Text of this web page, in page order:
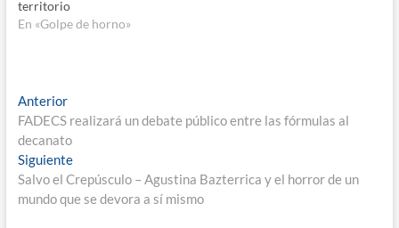
territorio
En «Golpe de horno»
Navegación
de
entradas
AnteriorEntrada
anterior:
FADECS realizará un debate público entre las fórmulas al
decanato
SiguienteEntrada
siguiente:
Salvo el Crepúsculo – Agustina Bazterrica y el horror de un
mundo que se devora a sí mismo